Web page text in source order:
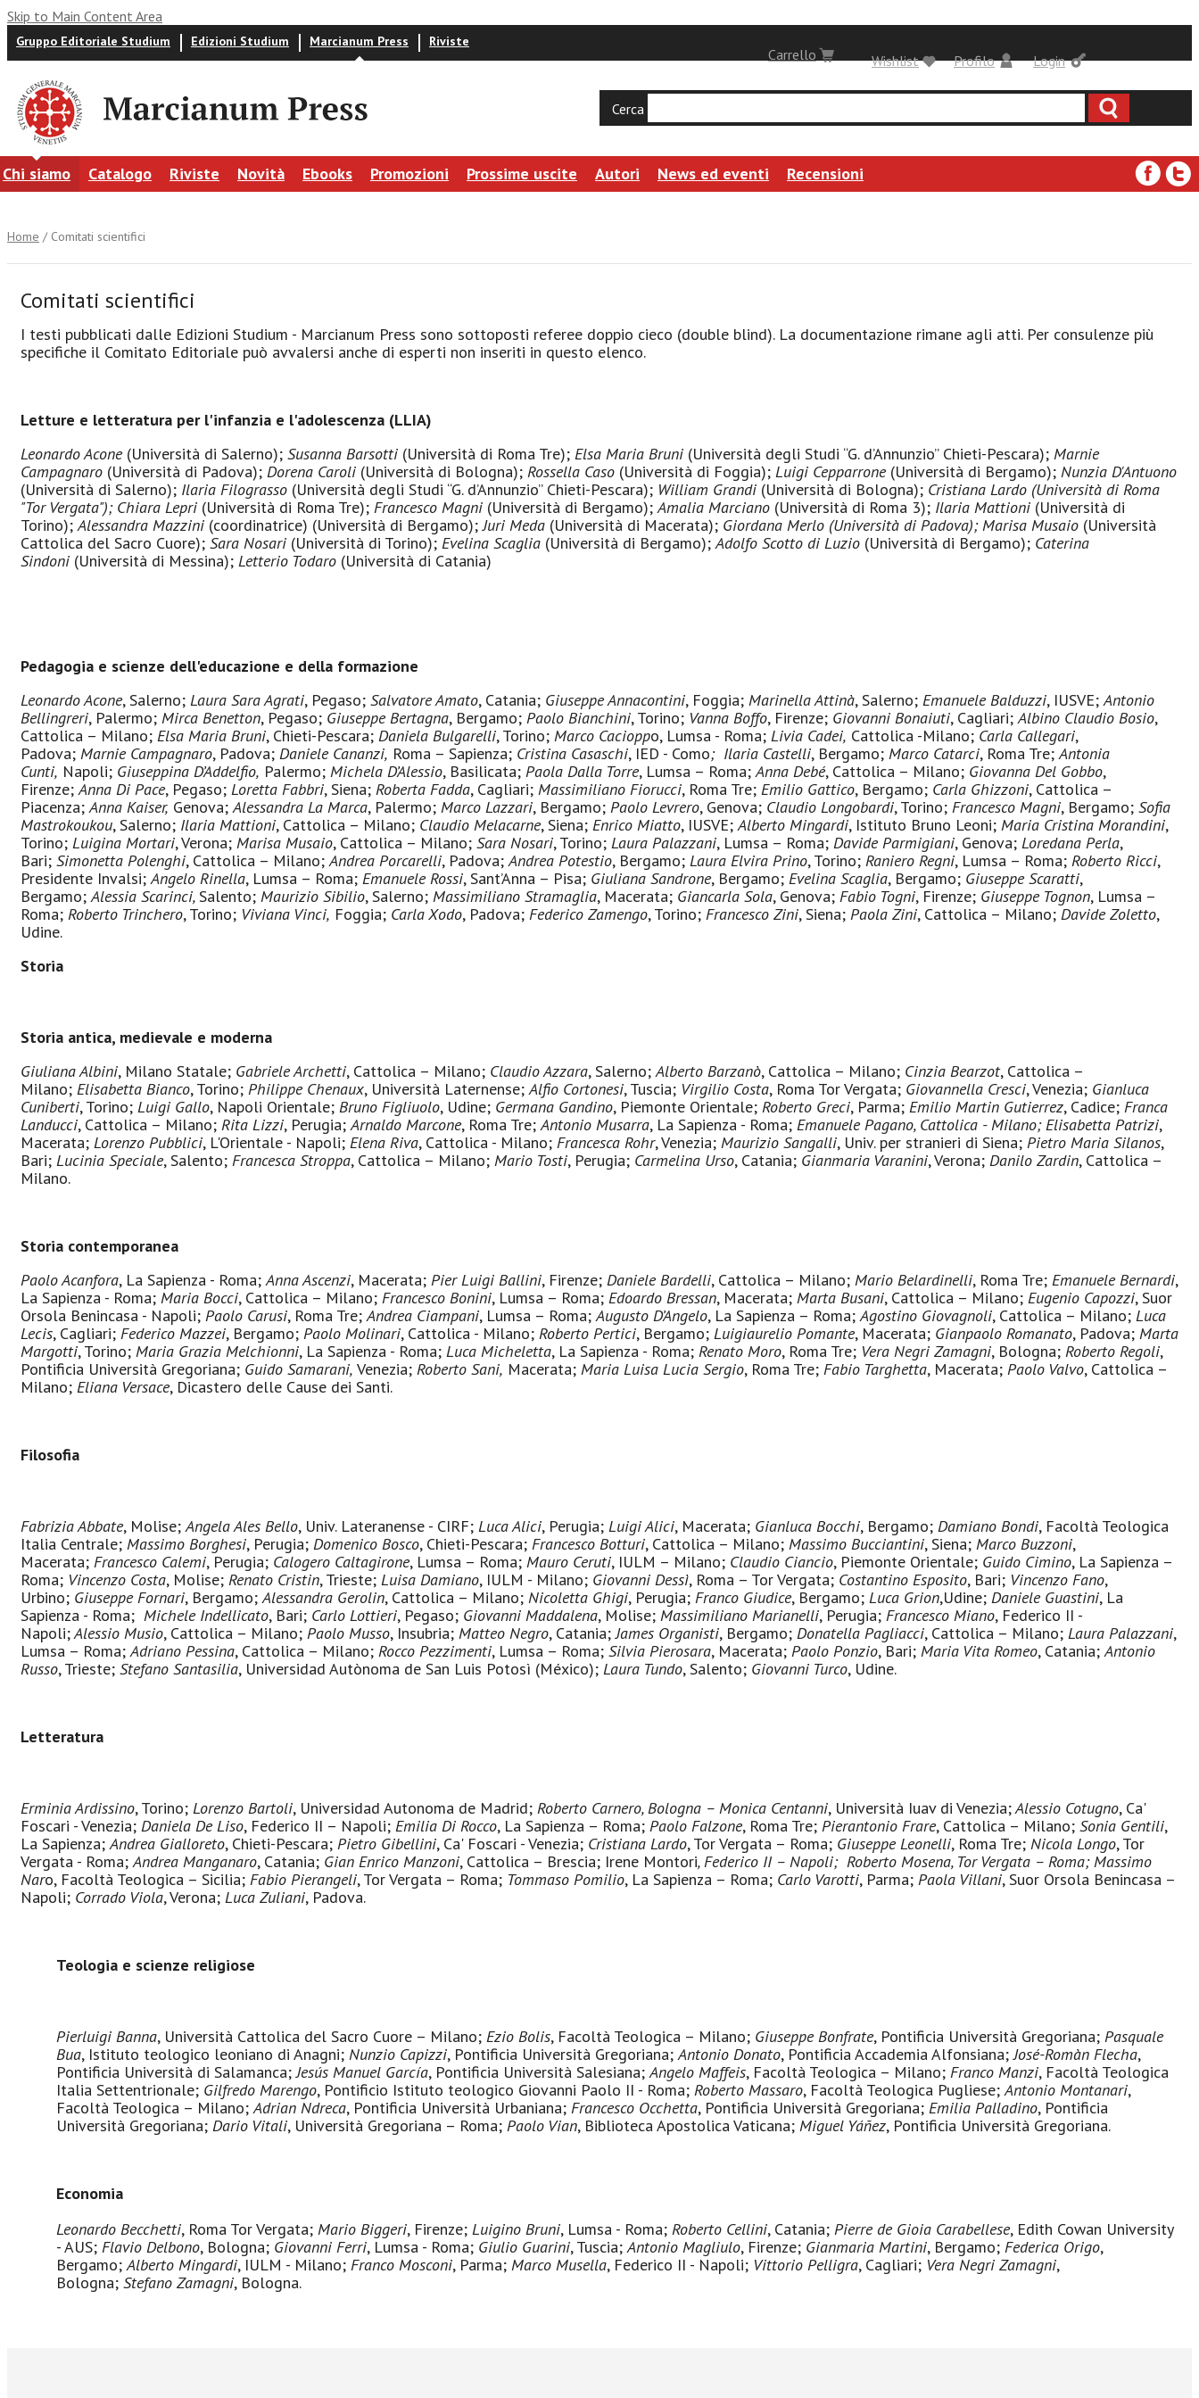
Skip to Main Content Area
Gruppo Editoriale Studium Edizioni Studium Marcianum Press Riviste
Login
Carrello Profilo
Wishlist
Cerca
Chi siamo Catalogo Riviste Novità Ebooks Promozioni Prossime uscite Autori News ed eventi Recensioni
Home / Comitati scientifici
Comitati scientifici
I testi pubblicati dalle Edizioni Studium - Marcianum Press sono sottoposti referee doppio cieco (double blind). La documentazione rimane agli atti. Per consulenze più
specifiche il Comitato Editoriale può avvalersi anche di esperti non inseriti in questo elenco.
Letture e letteratura per l'infanzia e l'adolescenza (LLIA)
Leonardo Acone(Università di Salerno); Susanna Barsotti (Università di Roma Tre); Elsa Maria Bruni (Università degli Studi “G. d’Annunzio” Chieti-Pescara); Marnie
Campagnaro (Università di Padova); Dorena Caroli (Università di Bologna); Rossella Caso (Università di Foggia); Luigi Cepparrone(Università di Bergamo); Nunzia D'Antuono
(Università di Salerno); Ilaria Filograsso (Università degli Studi “G. d’Annunzio” Chieti-Pescara); William Grandi (Università di Bologna); Cristiana Lardo (Università di Roma
"Tor Vergata"); Chiara Lepri (Università di Roma Tre); Francesco Magni (Università di Bergamo);Amalia Marciano (Università di Roma 3); Ilaria Mattioni (Università di
Torino);Alessandra Mazzini (coordinatrice) (Università di Bergamo);Juri Meda (Università di Macerata); Giordana Merlo (Università di Padova); Marisa Musaio (Università
Cattolica del Sacro Cuore); Sara Nosari (Università di Torino); Evelina Scaglia (Università di Bergamo);Adolfo Scotto di Luzio (Università di Bergamo); Caterina
Sindoni (Università di Messina); Letterio Todaro (Università di Catania)
Pedagogia e scienze dell'educazione e della formazione
Leonardo Acone, Salerno; Laura Sara Agrati, Pegaso; Salvatore Amato, Catania; Giuseppe Annacontini, Foggia; Marinella Attinà, Salerno; Emanuele Balduzzi, IUSVE;Antonio
Bellingreri, Palermo; Mirca Benetton, Pegaso; Giuseppe Bertagna, Bergamo; Paolo Bianchini, Torino; Vanna Boffo, Firenze; Giovanni Bonaiuti, Cagliari;Albino Claudio Bosio,
Cattolica – Milano; Elsa Maria Bruni, Chieti-Pescara; Daniela Bulgarelli, Torino; Marco Cacioppo, Lumsa - Roma; Livia Cadei, Cattolica -Milano; Carla Callegari,
Padova; Marnie Campagnaro, Padova; Daniele Cananzi, Roma – Sapienza; Cristina Casaschi, IED - Como; Ilaria Castelli, Bergamo; Marco Catarci, Roma Tre;Antonia
Cunti, Napoli; Giuseppina D’Addelfio, Palermo; Michela D’Alessio, Basilicata; Paola Dalla Torre, Lumsa – Roma;Anna Debé, Cattolica – Milano; Giovanna Del Gobbo,
Firenze;Anna Di Pace, Pegaso; Loretta Fabbri, Siena; Roberta Fadda, Cagliari; Massimiliano Fiorucci, Roma Tre; Emilio Gattico, Bergamo; Carla Ghizzoni, Cattolica –
Piacenza;Anna Kaiser, Genova;Alessandra La Marca, Palermo; Marco Lazzari, Bergamo; Paolo Levrero, Genova; Claudio Longobardi, Torino; Francesco Magni, Bergamo; Sofia
Mastrokoukou, Salerno; Ilaria Mattioni, Cattolica – Milano; Claudio Melacarne, Siena; Enrico Miatto, IUSVE;Alberto Mingardi, Istituto Bruno Leoni; Maria Cristina Morandini,
Torino; Luigina Mortari, Verona; Marisa Musaio, Cattolica – Milano; Sara Nosari, Torino; Laura Palazzani, Lumsa – Roma; Davide Parmigiani, Genova; Loredana Perla,
Bari; Simonetta Polenghi, Cattolica – Milano;Andrea Porcarelli, Padova;Andrea Potestio, Bergamo; Laura Elvira Prino, Torino; Raniero Regni, Lumsa – Roma; Roberto Ricci,
Presidente Invalsi;Angelo Rinella, Lumsa – Roma; Emanuele Rossi, Sant’Anna – Pisa; Giuliana Sandrone, Bergamo; Evelina Scaglia, Bergamo; Giuseppe Scaratti,
Bergamo;Alessia Scarinci,Salento; Maurizio Sibilio, Salerno; Massimiliano Stramaglia, Macerata; Giancarla Sola, Genova; Fabio Togni, Firenze; Giuseppe Tognon, Lumsa –
Roma; Roberto Trinchero, Torino; Viviana Vinci, Foggia; Carla Xodo, Padova; Federico Zamengo, Torino; Francesco Zini, Siena; Paola Zini, Cattolica – Milano; Davide Zoletto,
Udine.
Storia
Storia antica, medievale e moderna
Giuliana Albini, Milano Statale; Gabriele Archetti, Cattolica – Milano; Claudio Azzara, Salerno;Alberto Barzanò, Cattolica – Milano; Cinzia Bearzot, Cattolica –
Milano; Elisabetta Bianco, Torino; Philippe Chenaux, Università Laternense;Alfio Cortonesi, Tuscia; Virgilio Costa, Roma Tor Vergata; Giovannella Cresci, Venezia; Gianluca
Cuniberti, Torino; Luigi Gallo, Napoli Orientale; Bruno Figliuolo, Udine; Germana Gandino, Piemonte Orientale; Roberto Greci, Parma; Emilio Martin Gutierrez, Cadice; Franca
Landucci, Cattolica – Milano; Rita Lizzi, Perugia;Arnaldo Marcone, Roma Tre;Antonio Musarra, La Sapienza - Roma; Emanuele Pagano, Cattolica - Milano; Elisabetta Patrizi,
Macerata; Lorenzo Pubblici, L'Orientale - Napoli; Elena Riva, Cattolica - Milano; Francesca Rohr, Venezia; Maurizio Sangalli, Univ. per stranieri di Siena; Pietro Maria Silanos,
Bari; Lucinia Speciale, Salento; Francesca Stroppa, Cattolica – Milano; Mario Tosti, Perugia; Carmelina Urso, Catania; Gianmaria Varanini, Verona; Danilo Zardin, Cattolica –
Milano.
Storia contemporanea
Paolo Acanfora, La Sapienza - Roma;Anna Ascenzi, Macerata; Pier Luigi Ballini, Firenze; Daniele Bardelli, Cattolica – Milano; Mario Belardinelli, Roma Tre; Emanuele Bernardi,
La Sapienza - Roma; Maria Bocci, Cattolica – Milano; Francesco Bonini, Lumsa – Roma; Edoardo Bressan, Macerata; Marta Busani, Cattolica – Milano; Eugenio Capozzi, Suor
Orsola Benincasa - Napoli; Paolo Carusi, Roma Tre;Andrea Ciampani, Lumsa – Roma;Augusto D’Angelo, La Sapienza – Roma;Agostino Giovagnoli, Cattolica – Milano; Luca
Lecis, Cagliari; Federico Mazzei, Bergamo; Paolo Molinari, Cattolica - Milano; Roberto Pertici, Bergamo; Luigiaurelio Pomante, Macerata; Gianpaolo Romanato, Padova; Marta
Margotti, Torino; Maria Grazia Melchionni, La Sapienza - Roma; Luca Micheletta, La Sapienza - Roma; Renato Moro, Roma Tre; Vera Negri Zamagni, Bologna; Roberto Regoli,
Pontificia Università Gregoriana; Guido Samarani, Venezia; Roberto Sani, Macerata; Maria Luisa Lucia Sergio, Roma Tre; Fabio Targhetta, Macerata; Paolo Valvo, Cattolica –
Milano; Eliana Versace, Dicastero delle Cause dei Santi.
Filosofia
Fabrizia Abbate, Molise;Angela Ales Bello, Univ. Lateranense - CIRF; Luca Alici, Perugia; Luigi Alici, Macerata; Gianluca Bocchi, Bergamo; Damiano Bondi, Facoltà Teologica
Italia Centrale; Massimo Borghesi, Perugia; Domenico Bosco, Chieti-Pescara; Francesco Botturi, Cattolica – Milano; Massimo Bucciantini, Siena; Marco Buzzoni,
Macerata; Francesco Calemi, Perugia; Calogero Caltagirone, Lumsa – Roma; Mauro Ceruti, IULM – Milano; Claudio Ciancio, Piemonte Orientale; Guido Cimino, La Sapienza –
Roma; Vincenzo Costa, Molise; Renato Cristin, Trieste; Luisa Damiano, IULM - Milano; Giovanni Dessì, Roma – Tor Vergata; Costantino Esposito, Bari; Vincenzo Fano,
Urbino; Giuseppe Fornari, Bergamo;Alessandra Gerolin, Cattolica – Milano; Nicoletta Ghigi, Perugia; Franco Giudice, Bergamo; Luca Grion,Udine; Daniele Guastini, La
Sapienza - Roma; Michele Indellicato, Bari; Carlo Lottieri, Pegaso; Giovanni Maddalena, Molise; Massimiliano Marianelli, Perugia; Francesco Miano, Federico II -
Napoli;Alessio Musio, Cattolica – Milano; Paolo Musso, Insubria; Matteo Negro, Catania;James Organisti, Bergamo; Donatella Pagliacci, Cattolica – Milano; Laura Palazzani,
Lumsa – Roma;Adriano Pessina, Cattolica – Milano; Rocco Pezzimenti, Lumsa – Roma; Silvia Pierosara, Macerata; Paolo Ponzio, Bari; Maria Vita Romeo, Catania;Antonio
Russo, Trieste; Stefano Santasilia, Universidad Autònoma de San Luis Potosì (México); Laura Tundo, Salento; Giovanni Turco, Udine.
Letteratura
Erminia Ardissino, Torino; Lorenzo Bartoli, Universidad Autonoma de Madrid; Roberto Carnero, Bologna – Monica Centanni, Università Iuav di Venezia;Alessio Cotugno, Ca'
Foscari - Venezia; Daniela De Liso, Federico II – Napoli; Emilia Di Rocco, La Sapienza – Roma; Paolo Falzone, Roma Tre; Pierantonio Frare, Cattolica – Milano; Sonia Gentili,
La Sapienza;Andrea Gialloreto, Chieti-Pescara; Pietro Gibellini, Ca' Foscari - Venezia; Cristiana Lardo, Tor Vergata – Roma; Giuseppe Leonelli, Roma Tre; Nicola Longo, Tor
Vergata - Roma;Andrea Manganaro, Catania; Gian Enrico Manzoni, Cattolica – Brescia; Irene Montori, Federico II – Napoli; Roberto Mosena, Tor Vergata – Roma;Massimo
Naro, Facoltà Teologica – Sicilia; Fabio Pierangeli, Tor Vergata – Roma; Tommaso Pomilio, La Sapienza – Roma; Carlo Varotti, Parma; Paola Villani, Suor Orsola Benincasa –
Napoli; Corrado Viola, Verona; Luca Zuliani, Padova.
Teologia e scienze religiose
Pierluigi Banna, Università Cattolica del Sacro Cuore – Milano; Ezio Bolis, Facoltà Teologica – Milano; Giuseppe Bonfrate, Pontificia Università Gregoriana; Pasquale
Bua, Istituto teologico leoniano di Anagni; Nunzio Capizzi, Pontificia Università Gregoriana;Antonio Donato, Pontificia Accademia Alfonsiana;José-Romàn Flecha,
Pontificia Università di Salamanca;Jesús Manuel García, Pontificia Università Salesiana;Angelo Maffeis, Facoltà Teologica – Milano; Franco Manzi, Facoltà Teologica
Italia Settentrionale; Gilfredo Marengo, Pontificio Istituto teologico Giovanni Paolo II - Roma; Roberto Massaro, Facoltà Teologica Pugliese;Antonio Montanari,
Facoltà Teologica – Milano;Adrian Ndreca, Pontificia Università Urbaniana; Francesco Occhetta, Pontificia Università Gregoriana; Emilia Palladino, Pontificia
Università Gregoriana; Dario Vitali, Università Gregoriana – Roma; Paolo Vian, Biblioteca Apostolica Vaticana; Miguel Yáñez, Pontificia Università Gregoriana.
Economia
Leonardo Becchetti, Roma Tor Vergata; Mario Biggeri, Firenze; Luigino Bruni, Lumsa - Roma; Roberto Cellini, Catania; Pierre de Gioia Carabellese, Edith Cowan University
- AUS; Flavio Delbono, Bologna; Giovanni Ferri, Lumsa - Roma; Giulio Guarini, Tuscia;Antonio Magliulo, Firenze; Gianmaria Martini, Bergamo; Federica Origo,
Bergamo;Alberto Mingardi, IULM - Milano; Franco Mosconi, Parma; Marco Musella, Federico II - Napoli; Vittorio Pelligra, Cagliari; Vera Negri Zamagni,
Bologna; Stefano Zamagni, Bologna.